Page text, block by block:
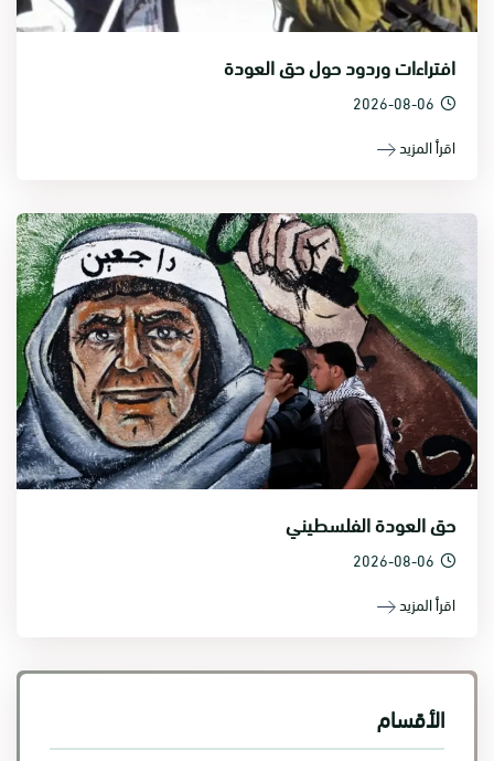
افتراءات وردود حول حق العودة
2026-08-06
اقرأ المزيد
حق العودة الفلسطيني
2026-08-06
اقرأ المزيد
الأقسام